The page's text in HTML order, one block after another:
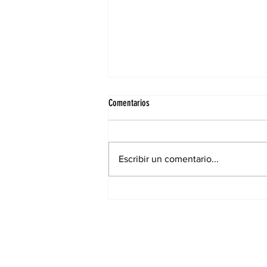
Comentarios
Escribir un comentario...